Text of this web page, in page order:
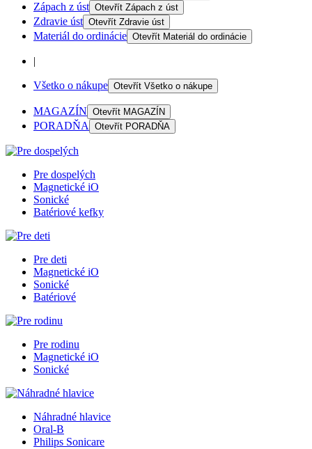
Zápach z úst Otevřít Zápach z úst
Zdravie úst Otevřít Zdravie úst
Materiál do ordinácie Otevřít Materiál do ordinácie
|
Všetko o nákupe Otevřít Všetko o nákupe
MAGAZÍN Otevřít MAGAZÍN
PORADŇA Otevřít PORADŇA
Pre dospelých
Magnetické iO
Sonické
Batériové kefky
Pre deti
Magnetické iO
Sonické
Batériové
Pre rodinu
Magnetické iO
Sonické
Náhradné hlavice
Oral-B
Philips Sonicare